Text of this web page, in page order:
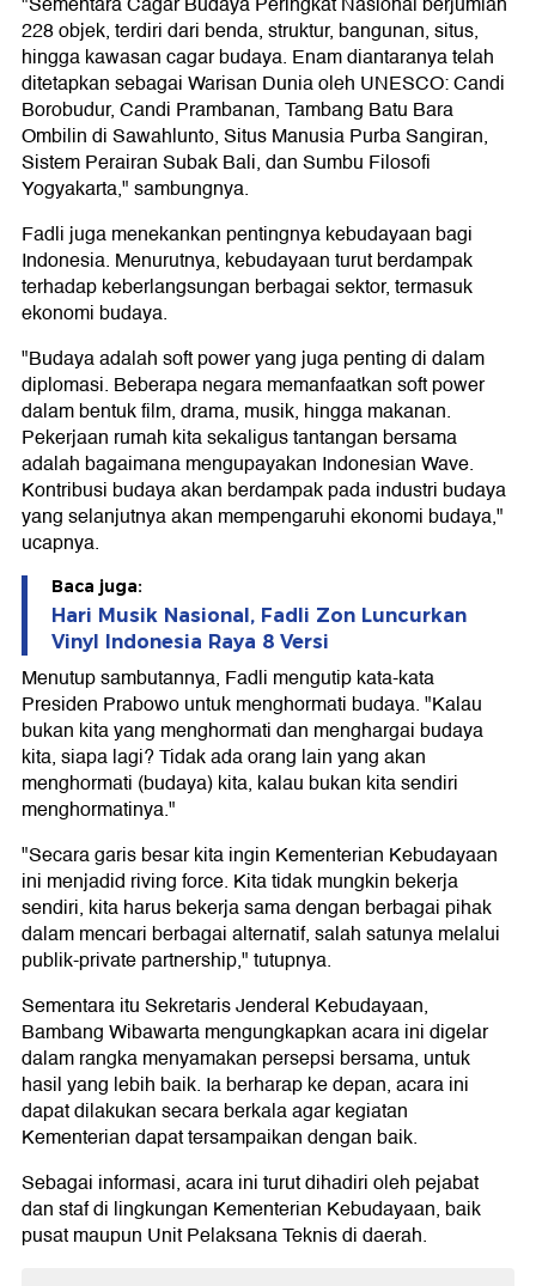
228 objek, terdiri dari benda, struktur, bangunan, situs,
hingga kawasan cagar budaya. Enam diantaranya telah
ditetapkan sebagai Warisan Dunia oleh UNESCO: Candi
Borobudur, Candi Prambanan, Tambang Batu Bara
Ombilin di Sawahlunto, Situs Manusia Purba Sangiran,
Sistem Perairan Subak Bali, dan Sumbu Filosofi
Yogyakarta," sambungnya.
Fadli juga menekankan pentingnya kebudayaan bagi
Indonesia. Menurutnya, kebudayaan turut berdampak
terhadap keberlangsungan berbagai sektor, termasuk
ekonomi budaya.
"Budaya adalah soft power yang juga penting di dalam
diplomasi. Beberapa negara memanfaatkan soft power
dalam bentuk film, drama, musik, hingga makanan.
Pekerjaan rumah kita sekaligus tantangan bersama
adalah bagaimana mengupayakan Indonesian Wave.
Kontribusi budaya akan berdampak pada industri budaya
yang selanjutnya akan mempengaruhi ekonomi budaya,"
ucapnya.
Baca juga:
Hari Musik Nasional, Fadli Zon Luncurkan
Vinyl Indonesia Raya 8 Versi
Menutup sambutannya, Fadli mengutip kata-kata
Presiden Prabowo untuk menghormati budaya. "Kalau
bukan kita yang menghormati dan menghargai budaya
kita, siapa lagi? Tidak ada orang lain yang akan
menghormati (budaya) kita, kalau bukan kita sendiri
menghormatinya."
"Secara garis besar kita ingin Kementerian Kebudayaan
ini menjadid riving force. Kita tidak mungkin bekerja
sendiri, kita harus bekerja sama dengan berbagai pihak
dalam mencari berbagai alternatif, salah satunya melalui
publik-private partnership," tutupnya.
Sementara itu Sekretaris Jenderal Kebudayaan,
Bambang Wibawarta mengungkapkan acara ini digelar
dalam rangka menyamakan persepsi bersama, untuk
hasil yang lebih baik. Ia berharap ke depan, acara ini
dapat dilakukan secara berkala agar kegiatan
Kementerian dapat tersampaikan dengan baik.
Sebagai informasi, acara ini turut dihadiri oleh pejabat
dan staf di lingkungan Kementerian Kebudayaan, baik
pusat maupun Unit Pelaksana Teknis di daerah.